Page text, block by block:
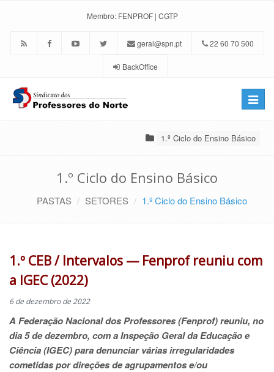
Membro: FENPROF | CGTP
geral@spn.pt 22 60 70 500
BackOffice
Toggle
1.º Ciclo do Ensino Básico
1.º Ciclo do Ensino Básico
PASTAS SETORES 1.º Ciclo do Ensino Básico
1.º CEB / Intervalos — Fenprof reuniu com
a IGEC (2022)
6 de dezembro de 2022
A Federação Nacional dos Professores (Fenprof) reuniu, no
dia 5 de dezembro, com a Inspeção Geral da Educação e
Ciência (IGEC) para denunciar várias irregularidades
cometidas por direções de agrupamentos e/ou